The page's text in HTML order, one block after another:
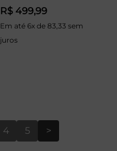
R$ 499,99
Em até 6x de 83,33 sem
juros
4 5 >